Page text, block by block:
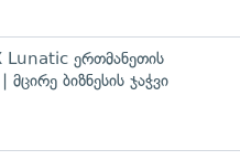
ერთმანეთის
ბიზნესის ჯაჭვი